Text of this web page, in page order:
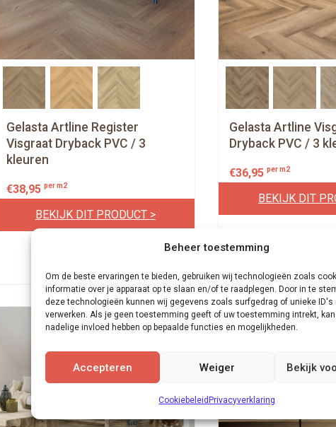
Beheer toestemming
Om de beste ervaringen te bieden, gebruiken wij technologieën zoals
informatie over je apparaat op te slaan en/of te raadplegen. Door in te
deze technologieën kunnen wij gegevens zoals surfgedrag of unieke ID's
verwerken. Als je geen toestemming geeft of uw toestemming intrekt,
nadelige invloed hebben op bepaalde functies en mogelijkheden.
Accepteren Weiger Bekijk
Cookiebeleid Privacyverklaring
Gelasta Artline Register
Visgraat Dryback PVC / 3
kleuren
€38,95 per m2
BEKIJK DIT PRODUCT >
Gelasta Artline
Dryback PVC / 3
€36,95 per m2
BEKIJK DIT